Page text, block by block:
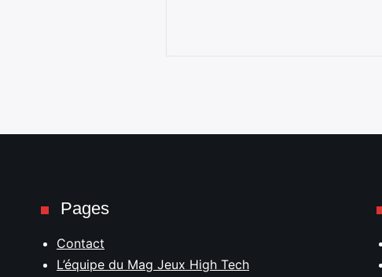
Pages
Contact
L’équipe du Mag Jeux High Tech